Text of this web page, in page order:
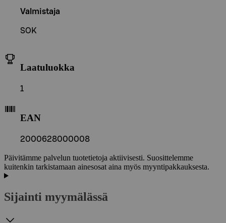
Valmistaja
SOK
Laatuluokka
1
EAN
2000628000008
Päivitämme palvelun tuotetietoja aktiivisesti. Suosittelemme
kuitenkin tarkistamaan ainesosat aina myös myyntipakkauksesta.
Sijainti myymälässä